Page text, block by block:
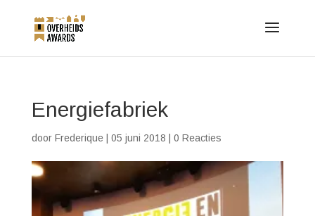
Energiefabriek
door Frederique| 05 juni 2018 0 Reacties